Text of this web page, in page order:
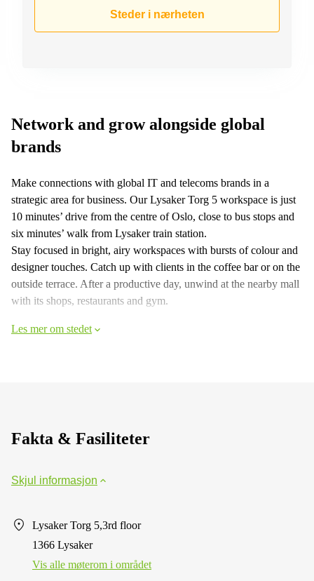
Bærum
Coworking
Bærum
Leie
kontor
Eidsvoll
Bergen
Kasperveien
Meierigata
Elverum
Hammerstadvegen
Brattørkaia
17A
Trondheim
Steder i nærheten
Network and grow alongside global
brands
Make connections with global IT and telecoms brands in a
strategic area for business. Our Lysaker Torg 5 workspace is just
10 minutes’ drive from the centre of Oslo, close to bus stops and
six minutes’ walk from Lysaker train station.
Stay focused in bright, airy workspaces with bursts of colour and
designer touches. Catch up with clients in the coffee bar or on the
outside terrace. After a productive day, unwind at the nearby mall
with its shops, restaurants and gym.
Les mer om stedet
Fakta & Fasiliteter
Skjul informasjon
Lysaker Torg 5,3rd floor
1366 Lysaker
Vis alle møterom i området